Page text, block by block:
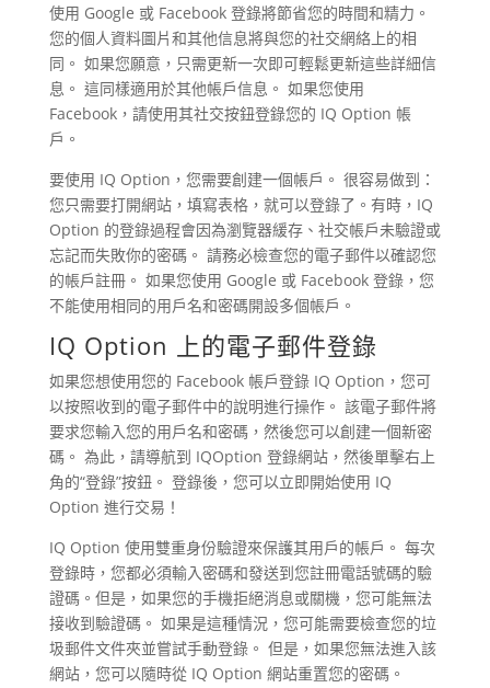
使用 Google 或 Facebook 登錄將節省您的時間和精力。
您的個人資料圖片和其他信息將與您的社交網絡上的相
同。 如果您願意，只需更新一次即可輕鬆更新這些詳細信
息。 這同樣適用於其他帳戶信息。 如果您使用
Facebook，請使用其社交按鈕登錄您的 IQ Option 帳
戶。
要使用 IQ Option，您需要創建一個帳戶。 很容易做到：
您只需要打開網站，填寫表格，就可以登錄了。有時，IQ
Option 的登錄過程會因為瀏覽器緩存、社交帳戶未驗證或
忘記而失敗你的密碼。 請務必檢查您的電子郵件以確認您
的帳戶註冊。 如果您使用 Google 或 Facebook 登錄，您
不能使用相同的用戶名和密碼開設多個帳戶。
IQ Option 上的電子郵件登錄
如果您想使用您的 Facebook 帳戶登錄 IQ Option，您可
以按照收到的電子郵件中的說明進行操作。 該電子郵件將
要求您輸入您的用戶名和密碼，然後您可以創建一個新密
碼。 為此，請導航到 IQOption 登錄網站，然後單擊右上
角的“登錄”按鈕。 登錄後，您可以立即開始使用 IQ
Option 進行交易！
IQ Option 使用雙重身份驗證來保護其用戶的帳戶。 每次
登錄時，您都必須輸入密碼和發送到您註冊電話號碼的驗
證碼。但是，如果您的手機拒絕消息或關機，您可能無法
接收到驗證碼。 如果是這種情況，您可能需要檢查您的垃
圾郵件文件夾並嘗試手動登錄。 但是，如果您無法進入該
網站，您可以隨時從 IQ Option 網站重置您的密碼。